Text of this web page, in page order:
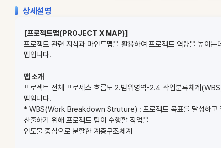
상세설명
[프로젝트맵(PROJECT X MAP)]
프로젝트 관련 지식과 마인드맵을 활용하여 프로젝트 역량을 높이는
맵입니다.
맵 소개
프로젝트 전체 프로세스 흐름도 2.범위영역-2.4 작업분류체계
맵입니다.
* WBS(Work Breakdown Struture) : 프로젝트 목표를 달성하고
산출하기 위해 프로젝트 팀이 수행할 작업을
인도물 중심으로 분할한 계층구조체계